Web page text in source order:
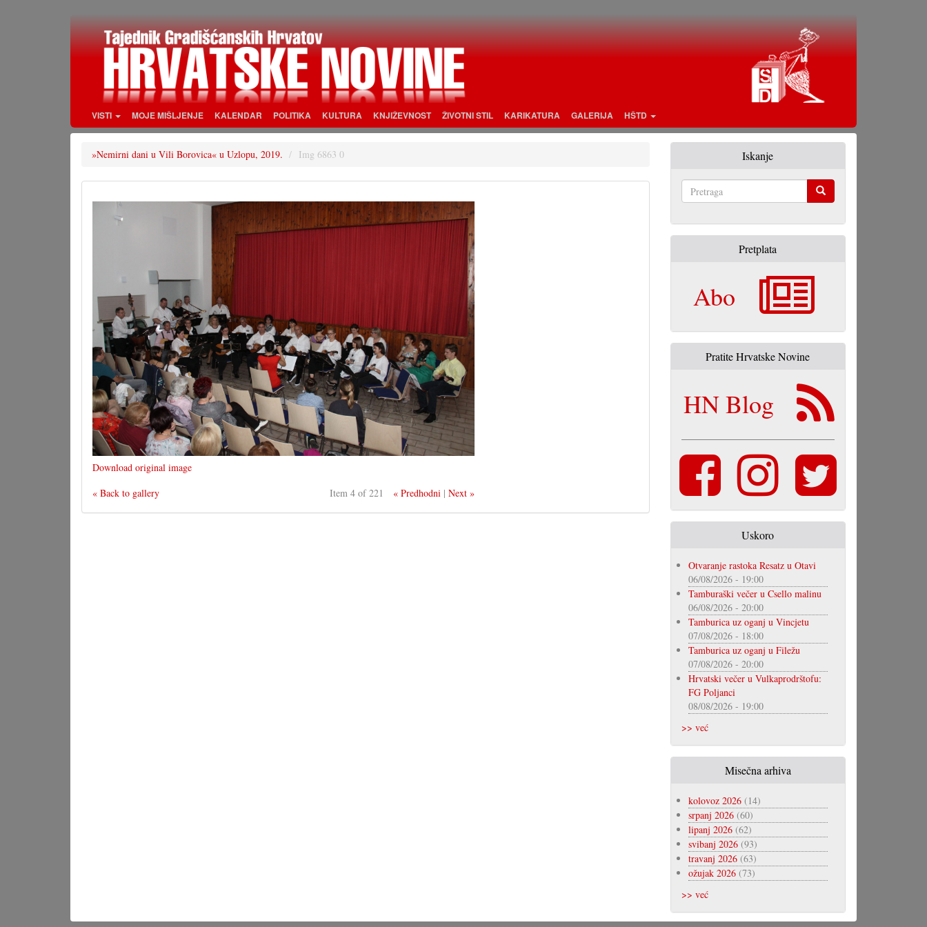
VISTI MOJE MIŠLJENJE KALENDAR POLITIKA KULTURA KNJIŽEVNOST ŽIVOTNI STIL KARIKATURA GALERIJA HŠTD
»Nemirni dani u Vili Borovica« u Uzlopu, 2019. Img 6863 0
Download original image
« Back to gallery
Item 4 of 221 « Predhodni |Next »
Iskanje
Pretplata
Abo
Pratite Hrvatske Novine
HN Blog
Uskoro
Otvaranje rastoka Resatz u Otavi
06/08/2026 - 19:00
Tamburaški večer u Csello malinu
06/08/2026 - 20:00
Tamburica uz oganj u Vincjetu
07/08/2026 - 18:00
Tamburica uz oganj u Filežu
07/08/2026 - 20:00
Hrvatski večer u Vulkaprodrštofu:
FG Poljanci
08/08/2026 - 19:00
>> već
Misečna arhiva
kolovoz 2026(14)
srpanj 2026(60)
lipanj 2026(62)
svibanj 2026(93)
travanj 2026(63)
ožujak 2026(73)
>> već